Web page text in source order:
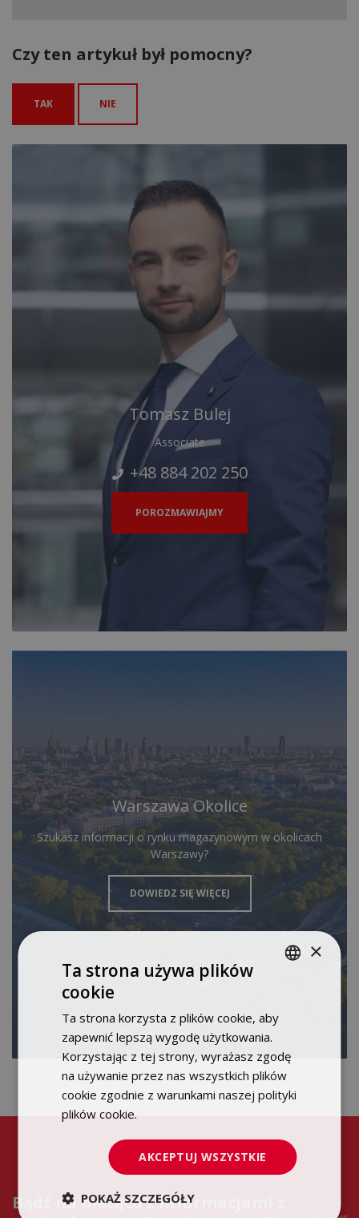
Czy ten artykuł był pomocny?
TAK NIE
Tomasz Bulej
Associate
+48 884 202 250
POROZMAWIAJMY
Warszawa Okolice
Szukasz informacji o rynku magazynowym w okolicach
Warszawy?
DOWIEDZ SIĘ WIĘCEJ
Bądź na bieżąco z informacjami z
ENGLISH
×
Ta strona używa plików
cookie
Ta strona korzysta z plików cookie, aby
zapewnić lepszą wygodę użytkowania.
Korzystając z tej strony, wyrażasz zgodę
na używanie przez nas wszystkich plików
cookie zgodnie z warunkami naszej polityki
plików cookie.
AKCEPTUJ WSZYSTKIE
POKAŻ SZCZEGÓŁY